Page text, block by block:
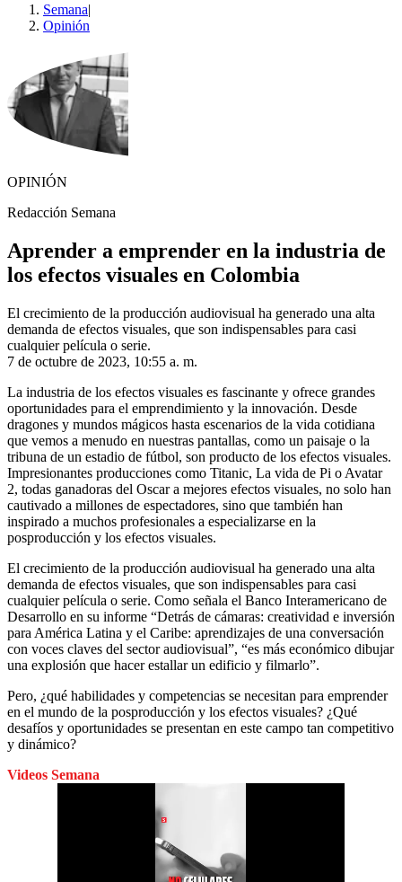
Semana|
Opinión
OPINIÓN
Redacción Semana
Aprender a emprender en la industria de
los efectos visuales en Colombia
El crecimiento de la producción audiovisual ha generado una alta
demanda de efectos visuales, que son indispensables para casi
cualquier película o serie.
7 de octubre de 2023, 10:55 a. m.
La industria de los efectos visuales es fascinante y ofrece grandes
oportunidades para el emprendimiento y la innovación. Desde
dragones y mundos mágicos hasta escenarios de la vida cotidiana
que vemos a menudo en nuestras pantallas, como un paisaje o la
tribuna de un estadio de fútbol, son producto de los efectos visuales.
Impresionantes producciones como Titanic, La vida de Pi o Avatar
2, todas ganadoras del Oscar a mejores efectos visuales, no solo han
cautivado a millones de espectadores, sino que también han
inspirado a muchos profesionales a especializarse en la
posproducción y los efectos visuales.
El crecimiento de la producción audiovisual ha generado una alta
demanda de efectos visuales, que son indispensables para casi
cualquier película o serie. Como señala el Banco Interamericano de
Desarrollo en su informe “Detrás de cámaras: creatividad e inversión
para América Latina y el Caribe: aprendizajes de una conversación
con voces claves del sector audiovisual”, “es más económico dibujar
una explosión que hacer estallar un edificio y filmarlo”.
Pero, ¿qué habilidades y competencias se necesitan para emprender
en el mundo de la posproducción y los efectos visuales? ¿Qué
desafíos y oportunidades se presentan en este campo tan competitivo
y dinámico?
Videos Semana